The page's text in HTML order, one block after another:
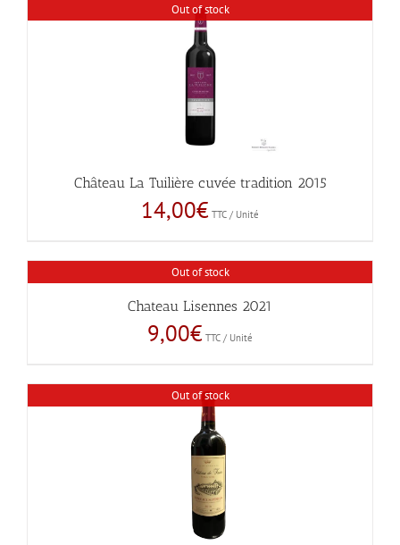
Out of stock
Château La Tuilière cuvée tradition 2015
14,00€ TTC / Unité
Out of stock
Chateau Lisennes 2021
9,00€ TTC / Unité
Out of stock